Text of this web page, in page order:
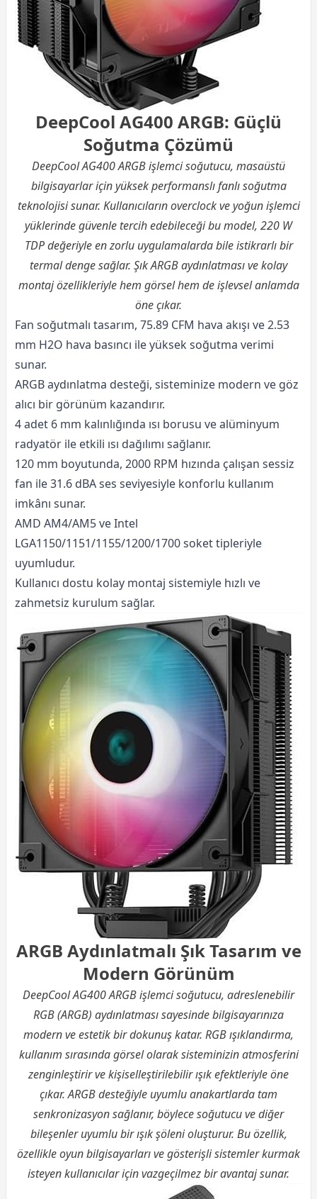
DeepCool AG400 ARGB: Güçlü
Soğutma Çözümü
DeepCool AG400 ARGBişlemci soğutucu, masaüstü
bilgisayarlar için yüksek performanslı fanlı soğutma
teknolojisi sunar. Kullanıcıların overclock ve yoğun işlemci
yüklerinde güvenle tercih edebileceği bu model, 220 W
TDP değeriyle en zorlu uygulamalarda bile istikrarlı bir
termal denge sağlar. Şık ARGB aydınlatması ve kolay
montaj özellikleriyle hem görsel hem de işlevsel anlamda
öne çıkar.
Fan soğutmalı tasarım, 75.89 CFM hava akışı ve 2.53
mm H2O hava basıncı ile yüksek soğutma verimi
sunar.
ARGB aydınlatma desteği, sisteminize modern ve göz
alıcı bir görünüm kazandırır.
4 adet 6 mm kalınlığında ısı borusu ve alüminyum
radyatör ile etkili ısı dağılımı sağlanır.
120 mm boyutunda, 2000 RPM hızında çalışan sessiz
fan ile 31.6 dBA ses seviyesiyle konforlu kullanım
imkânı sunar.
AMD AM4/AM5 ve Intel
LGA1150/1151/1155/1200/1700 soket tipleriyle
uyumludur.
Kullanıcı dostu kolay montaj sistemiyle hızlı ve
zahmetsiz kurulum sağlar.
ARGB Aydınlatmalı Şık Tasarım ve
Modern Görünüm
DeepCool AG400 ARGB işlemci soğutucu, adreslenebilir
RGB (ARGB) aydınlatması sayesinde bilgisayarınıza
modern ve estetik bir dokunuş katar. RGB ışıklandırma,
kullanım sırasında görsel olarak sisteminizin atmosferini
zenginleştirir ve kişiselleştirilebilir ışık efektleriyle öne
çıkar. ARGB desteğiyle uyumlu anakartlarda tam
senkronizasyon sağlanır, böylece soğutucu ve diğer
bileşenler uyumlu bir ışık şöleni oluşturur. Bu özellik,
özellikle oyun bilgisayarları ve gösterişli sistemler kurmak
isteyen kullanıcılar için vazgeçilmez bir avantaj sunar.